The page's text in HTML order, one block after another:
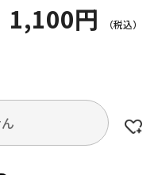
1,100円